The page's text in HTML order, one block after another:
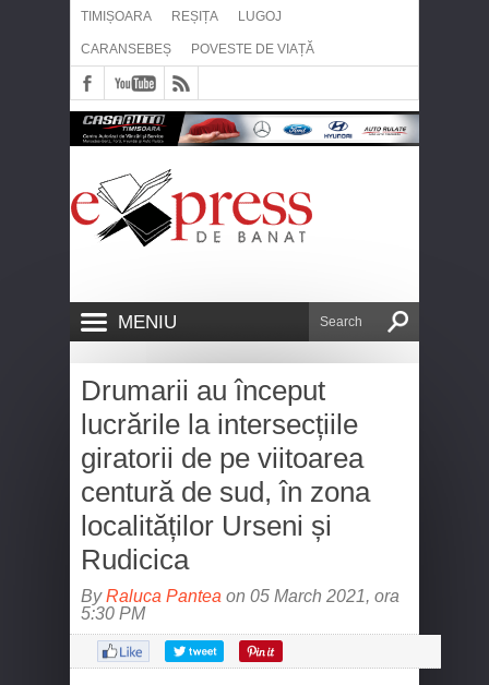
TIMIȘOARA REȘIȚA LUGOJ
CARANSEBEȘ POVESTE DE VIAȚĂ
MENIU
Drumarii au început
lucrările la intersecțiile
giratorii de pe viitoarea
centură de sud, în zona
localităților Urseni și
Rudicica
ByRaluca Pantea on 05 March 2021, ora
5:30 PM